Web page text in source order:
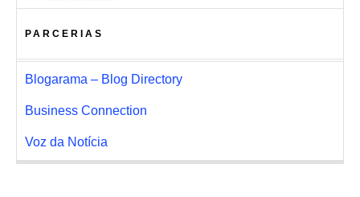
PARCERIAS
Blogarama – Blog Directory
Business Connection
Voz da Notícia